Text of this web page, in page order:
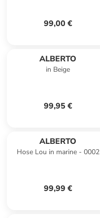
99,00 €
ALBERTO
in Beige
99,95 €
ALBERTO
Hose Lou in marine - 0002
99,99 €